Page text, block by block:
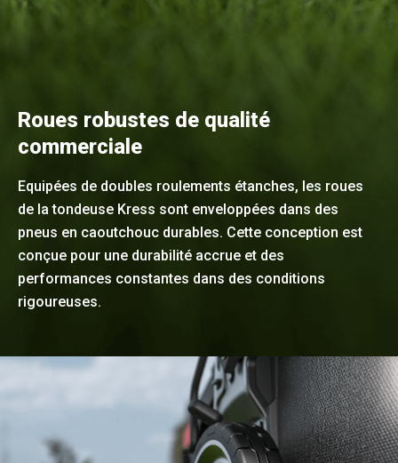
Roues robustes de qualité
commerciale
Equipées de doubles roulements étanches, les roues
de la tondeuse Kress sont enveloppées dans des
pneus en caoutchouc durables. Cette conception est
conçue pour une durabilité accrue et des
performances constantes dans des conditions
rigoureuses.